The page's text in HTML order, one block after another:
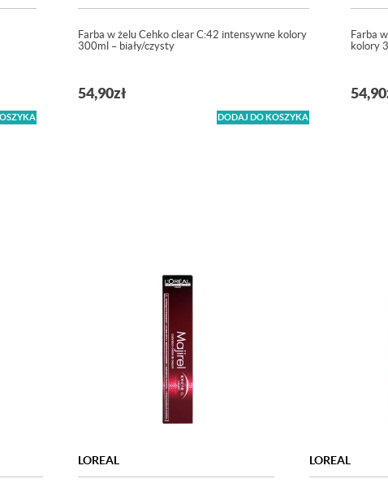
Farba w żelu Cehko clear C:42 intensywne kolory
300ml – biały/czysty
54,90zł
DODAJ DO KOSZYKA
Farba
kolory
54,90
LOREAL LOREAL